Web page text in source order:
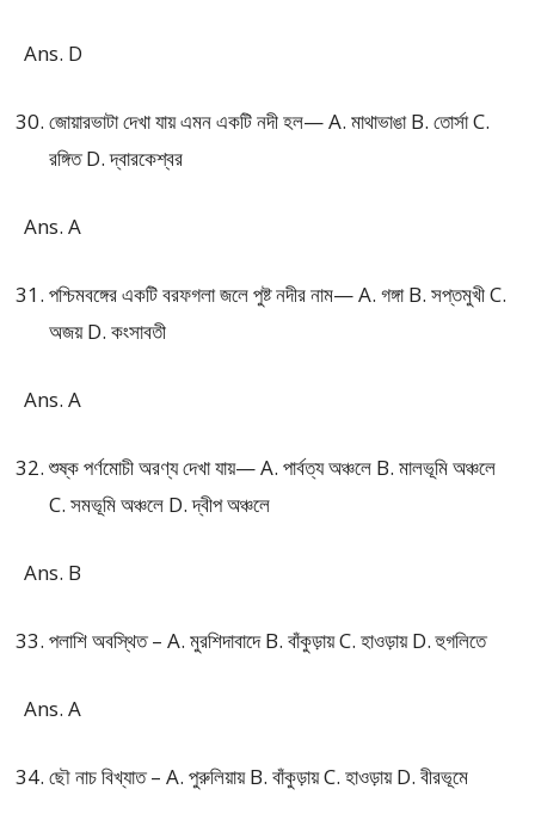
Ans. D
জোয়ারভাটা দেখা যায় এমন একটি নদী হল— A. মাথাভাঙা B. তোর্সা C.
রঙ্গিত D. দ্বারকেশ্বর
Ans. A
পশ্চিমবঙ্গের একটি বরফগলা জলে পুষ্ট নদীর নাম— A. গঙ্গা B. সপ্তমুখী C.
অজয় D. কংসাবতী
Ans. A
শুষ্ক পর্ণমোচী অরণ্য দেখা যায়— A. পার্বত্য অঞ্চলে B. মালভূমি অঞ্চলে
C. সমভূমি অঞ্চলে D. দ্বীপ অঞ্চলে
Ans. B
পলাশি অবস্থিত – A. মুরশিদাবাদে B. বাঁকুড়ায় C. হাওড়ায় D. হুগলিতে
Ans. A
ছৌ নাচ বিখ্যাত – A. পুরুলিয়ায় B. বাঁকুড়ায় C. হাওড়ায় D. বীরভূমে